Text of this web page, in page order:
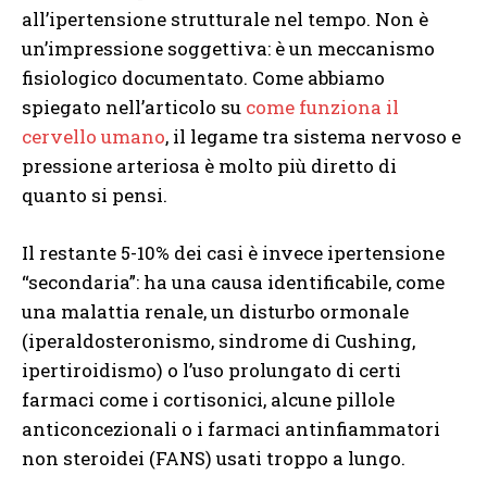
all’ipertensione strutturale nel tempo. Non è
un’impressione soggettiva: è un meccanismo
fisiologico documentato. Come abbiamo
spiegato nell’articolo su come funziona il
cervello umano, il legame tra sistema nervoso e
pressione arteriosa è molto più diretto di
quanto si pensi.
Il restante 5-10% dei casi è invece ipertensione
“secondaria”: ha una causa identificabile, come
una malattia renale, un disturbo ormonale
(iperaldosteronismo, sindrome di Cushing,
ipertiroidismo) o l’uso prolungato di certi
farmaci come i cortisonici, alcune pillole
anticoncezionali o i farmaci antinfiammatori
non steroidei (FANS) usati troppo a lungo.